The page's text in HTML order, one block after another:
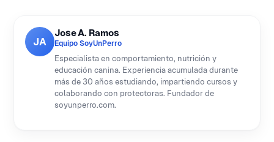
JA
Jose A. Ramos
Equipo SoyUnPerro
Especialista en comportamiento, nutrición y
educación canina. Experiencia acumulada durante
más de 30 años estudiando, impartiendo cursos y
colaborando con protectoras. Fundador de
soyunperro.com.